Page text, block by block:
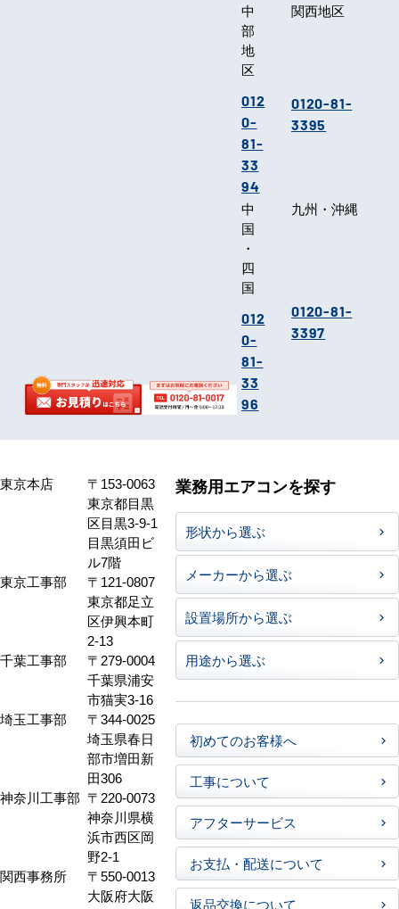
中
部
地
区
012
0-
81-
33
94
関西地区
0120-81-
3395
中
国
・
四
国
012
0-
81-
33
96
九州・沖縄
0120-81-
3397
東京本店
〒153-0063
東京都目黒
区目黒3-9-1
目黒須田ビ
ル7階
東京工事部
〒121-0807
東京都足立
区伊興本町
2-13
千葉工事部
〒279-0004
千葉県浦安
市猫実3-16
埼玉工事部
〒344-0025
埼玉県春日
部市増田新
田306
神奈川工事部 〒220-0073
神奈川県横
浜市西区岡
野2-1
関西事務所
〒550-0013
大阪府大阪
業務用エアコンを探す
形状から選ぶ
メーカーから選ぶ
設置場所から選ぶ
用途から選ぶ
初めてのお客様へ
工事について
アフターサービス
お支払・配送について
返品交換について